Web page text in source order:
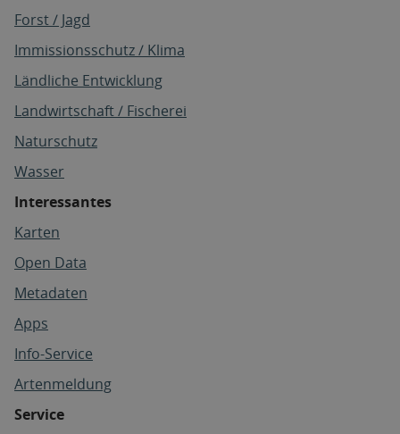
Forst / Jagd
Immissionsschutz / Klima
Ländliche Entwicklung
Landwirtschaft / Fischerei
Naturschutz
Wasser
Interessantes
Karten
Open Data
Metadaten
Apps
Info-Service
Artenmeldung
Service